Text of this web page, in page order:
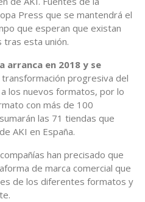
Press que se mantendrá el
que esperan que existan
tras esta unión.
arranca en 2018 y se
transformación progresiva del
los nuevos formatos, por lo
con más de 100
las 71 tiendas que
AKI en España.
han precisado que
de marca comercial que
de los diferentes formatos y